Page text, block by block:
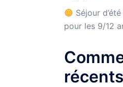
Séjour
pour les 9/12
récents